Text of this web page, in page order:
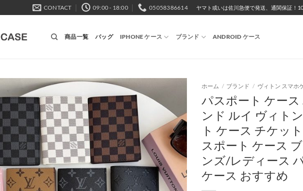
CONTACT 09:00 - 18:00 05058386614 ヤマト或いは佐川急便で発送、通関保証！
商品一覧 バッグ IPHONE ケース ブランド ANDROID ケース
ホーム / ブランド / ヴィトン スマホ
パスポート ケー
ンド ルイ ヴィト
ト ケース チケッ
スポート ケース
ンズ/レディース
ケース おすすめ